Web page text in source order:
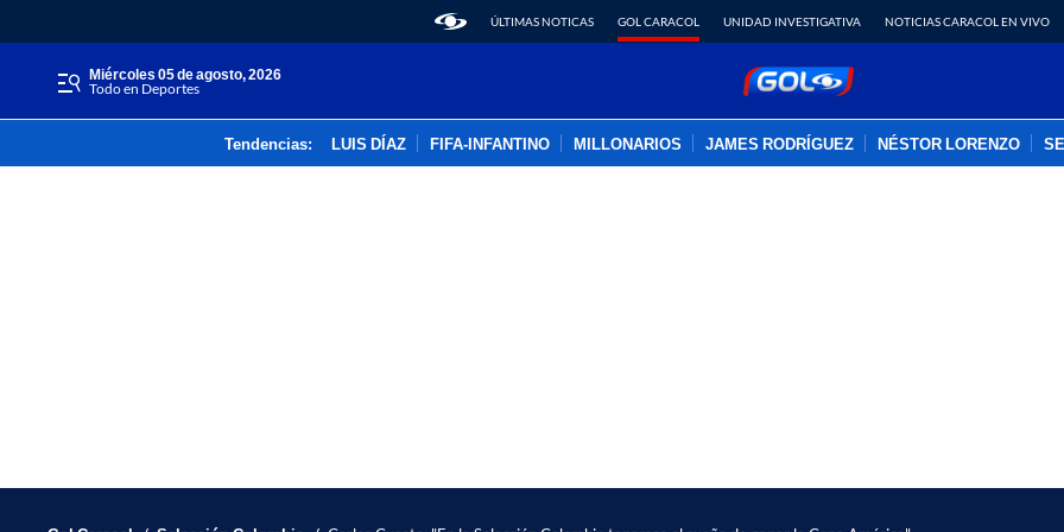
ÚLTIMAS NOTICAS GOL CARACOL UNIDAD INVESTIGATIVA NOTICIAS CARACOL EN VIVO
miércoles 05 de agosto, 2026
Todo en Deportes
Tendencias: LUIS DÍAZ FIFA-INFANTINO MILLONARIOS JAMES RODRÍGUEZ NÉSTOR LORENZO